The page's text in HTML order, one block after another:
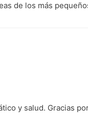
de los más
y salud. Gracias